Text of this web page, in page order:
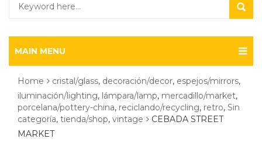
MAIN MENU
Home cristal/glass, decoración/decor, espejos/mirrors,
iluminación/lighting, lámpara/lamp, mercadillo/market,
porcelana/pottery-china, reciclando/recycling, retro, Sin
categoría, tienda/shop, vintage
CEBADA STREET
MARKET